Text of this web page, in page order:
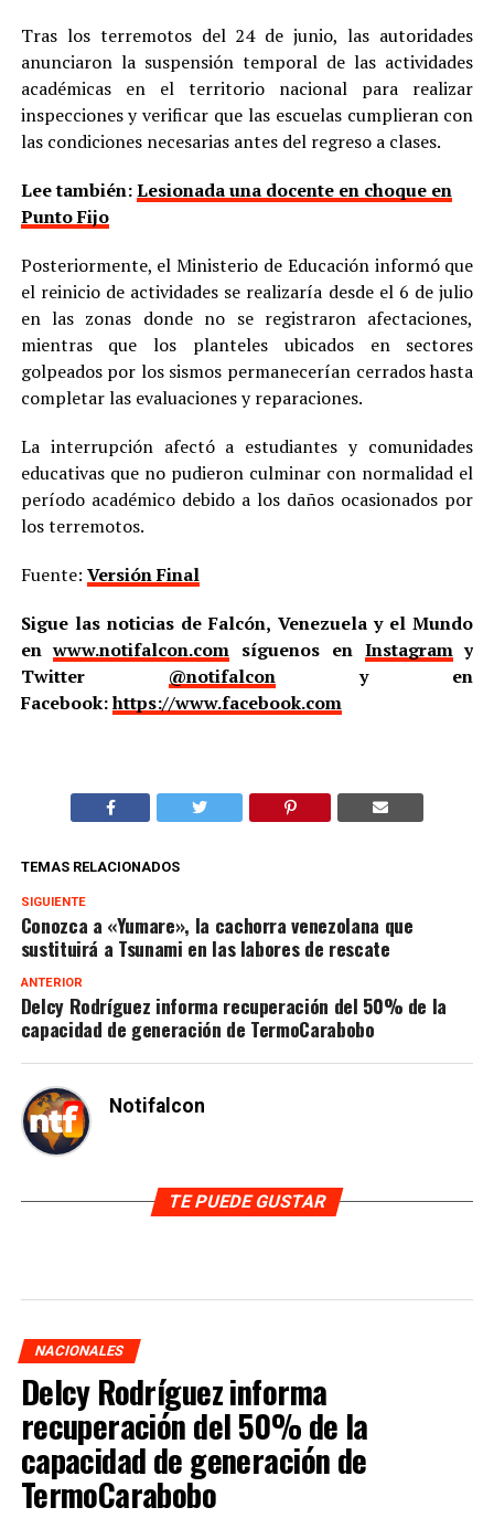
Tras los terremotos del 24 de junio, las autoridades
anunciaron la suspensión temporal de las actividades
académicas en el territorio nacional para realizar
inspecciones y verificar que las escuelas cumplieran con
las condiciones necesarias antes del regreso a clases.
Lee también:Lesionada una docente en choque en
Punto Fijo
Posteriormente, el Ministerio de Educación informó que
el reinicio de actividades se realizaría desde el 6 de julio
en las zonas donde no se registraron afectaciones,
mientras que los planteles ubicados en sectores
golpeados por los sismos permanecerían cerrados hasta
completar las evaluaciones y reparaciones.
La interrupción afectó a estudiantes y comunidades
educativas que no pudieron culminar con normalidad el
período académico debido a los daños ocasionados por
los terremotos.
Fuente: Versión Final
Sigue las noticias de Falcón, Venezuela y el Mundo
enwww.notifalcon.com síguenos en Instagramy
Twitter @notifalcony en
Facebook:https://www.facebook.com
TEMAS RELACIONADOS
SIGUIENTE
Conozca a «Yumare», la cachorra venezolana que
sustituirá a Tsunami en las labores de rescate
ANTERIOR
Delcy Rodríguez informa recuperación del 50% de la
capacidad de generación de TermoCarabobo
Notifalcon
TE PUEDE GUSTAR
NACIONALES
Delcy Rodríguez informa
recuperación del 50% de la
capacidad de generación de
TermoCarabobo